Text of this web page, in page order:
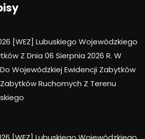
[WEZ] Lubuskiego Wojewódzkiego
Z Dnia 06 Sierpnia 2026 R. W
Wojewódzkiej Ewidencji Zabytków
Ruchomych Z Terenu